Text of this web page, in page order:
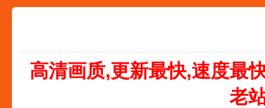
高清画质,更新最快,速度最
老